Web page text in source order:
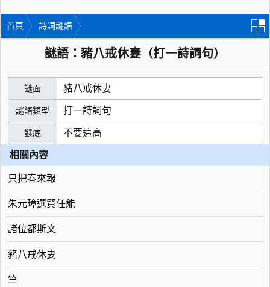
首頁 詩詞謎語
謎語：豬八戒休妻（打一詩詞句）
謎面 豬八戒休妻
謎語類型 打一詩詞句
謎底 不要這高
相關內容
只把春來報
朱元璋選賢任能
諸位都斯文
豬八戒休妻
竺